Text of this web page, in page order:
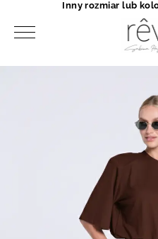
Inny rozmiar lub